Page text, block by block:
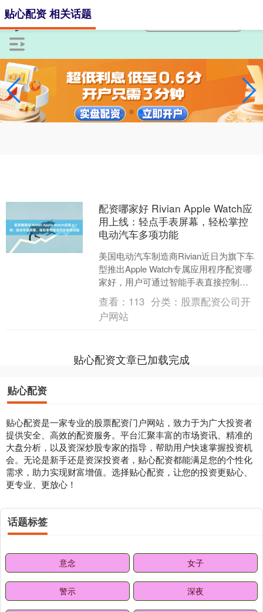
贴心配资 相关话题
配资哪家好 Rivian Apple Watch应
用上线：轻点手表屏幕，轻松掌控
电动汽车多项功能
美国电动汽车制造商Rivian近日为旗下车
型推出Apple Watch专属应用程序配资哪
家好，用户可通过智能手表直接控制车
辆核心功能，摆脱对智能手机的依赖。
这一....
查看： 113 分类： 股票配资公司开
户网站
贴心配资文章已加载完成
贴心配资
贴心配资是一家专业的股票配资门户网站，致力于为广大投资者
提供安全、高效的配资服务。平台汇聚丰富的市场资讯、精准的
大盘分析，以及资深炒股专家的指导，帮助用户快速掌握投资机
会。无论是新手还是资深投资者，贴心配资都能满足您的个性化
需求，助力实现财富增值。选择贴心配资，让您的投资更贴心、
更专业、更放心！
话题标签
意念 女子
警示 深夜